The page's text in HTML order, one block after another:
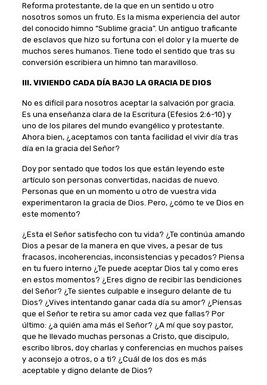
Reforma protestante, de la que en un sentido u otro
nosotros somos un fruto. Es la misma experiencia del autor
del conocido himno “Sublime gracia”. Un antiguo traficante
de esclavos que hizo su fortuna con el dolor y la muerte de
muchos seres humanos. Tiene todo el sentido que tras su
conversión escribiera un himno tan maravilloso.
III. VIVIENDO CADA DÍA BAJO LA GRACIA DE DIOS
No es difícil para nosotros aceptar la salvación por gracia.
Es una enseñanza clara de la Escritura (Efesios 2:6-10) y
uno de los pilares del mundo evangélico y protestante.
Ahora bien, ¿aceptamos con tanta facilidad el vivir día tras
día en la gracia del Señor?
Doy por sentado que todos los que están leyendo este
artículo son personas convertidas, nacidas de nuevo.
Personas que en un momento u otro de vuestra vida
experimentaron la gracia de Dios. Pero, ¿cómo te ve Dios en
este momento?
¿Esta el Señor satisfecho con tu vida? ¿Te continúa amando
Dios a pesar de la manera en que vives, a pesar de tus
fracasos, incoherencias, inconsistencias y pecados? Piensa
en tu fuero interno ¿Te puede aceptar Dios tal y como eres
en estos momentos? ¿Eres digno de recibir las bendiciones
del Señor? ¿Te sientes culpable e inseguro delante de tu
Dios? ¿Vives intentando ganar cada día su amor? ¿Piensas
que el Señor te retira su amor cada vez que fallas? Por
último: ¿a quién ama más el Señor? ¿A mí que soy pastor,
que he llevado muchas personas a Cristo, que discipulo,
escribo libros, doy charlas y conferencias en muchos países
y aconsejo a otros, o a ti? ¿Cuál de los dos es más
aceptable y digno delante de Dios?